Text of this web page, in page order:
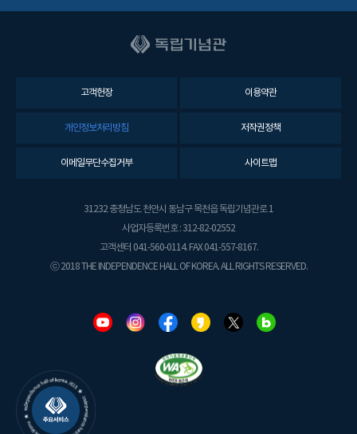
고객헌장 이용약관
개인정보처리방침 저작권정책
이메일무단수집거부 사이트맵
31232 충청남도 천안시 동남구 목천읍 독립기념관로 1
사업자등록번호 : 312-82-02552
고객센터 041-560-0114. FAX 041-557-8167.
ⓒ 2018 THE INDEPENDENCE HALL OF KOREA. ALL RIGHTS RESERVED.